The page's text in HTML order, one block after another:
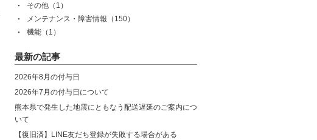
その他 （1）
メンテナンス・障害情報 （150）
機能 （1）
最新の記事
2026年8月の付与日
2026年7月の付与日について
熊本県で発生した地震にともなう配送遅延のご案内につ
いて
【復旧済】LINE友だち登録が失敗する場合がある